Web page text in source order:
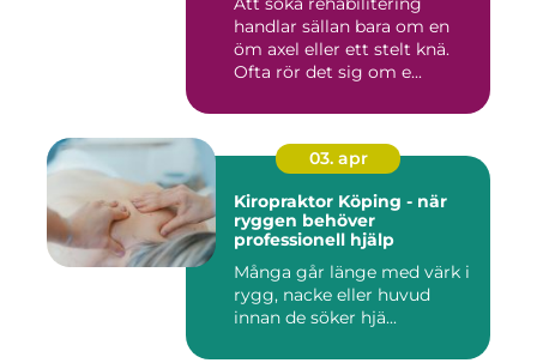
handlar sällan bara om en
öm axel eller ett stelt knä.
Ofta rör det sig om e...
03. apr
Kiropraktor Köping - när
ryggen behöver
professionell hjälp
Många går länge med värk i
rygg, nacke eller huvud
innan de söker hjä...